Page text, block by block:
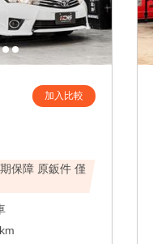
加入比較
保障 原鈑件 僅